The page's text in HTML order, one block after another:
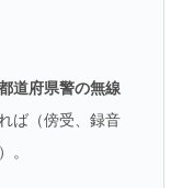
道府県警の無線
ば（傍受、録音
。